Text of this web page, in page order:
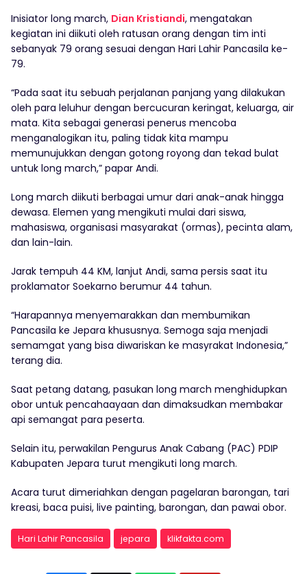
Inisiator long march, Dian Kristiandi, mengatakan
kegiatan ini diikuti oleh ratusan orang dengan tim inti
sebanyak 79 orang sesuai dengan Hari Lahir Pancasila ke-
79.
“Pada saat itu sebuah perjalanan panjang yang dilakukan
oleh para leluhur dengan bercucuran keringat, keluarga, air
mata. Kita sebagai generasi penerus mencoba
menganalogikan itu, paling tidak kita mampu
memunujukkan dengan gotong royong dan tekad bulat
untuk long march,” papar Andi.
Long march diikuti berbagai umur dari anak-anak hingga
dewasa. Elemen yang mengikuti mulai dari siswa,
mahasiswa, organisasi masyarakat (ormas), pecinta alam,
dan lain-lain.
Jarak tempuh 44 KM, lanjut Andi, sama persis saat itu
proklamator Soekarno berumur 44 tahun.
“Harapannya menyemarakkan dan membumikan
Pancasila ke Jepara khususnya. Semoga saja menjadi
semamgat yang bisa diwariskan ke masyrakat Indonesia,”
terang dia.
Saat petang datang, pasukan long march menghidupkan
obor untuk pencahaayaan dan dimaksudkan membakar
api semangat para peserta.
Selain itu, perwakilan Pengurus Anak Cabang (PAC) PDIP
Kabupaten Jepara turut mengikuti long march.
Acara turut dimeriahkan dengan pagelaran barongan, tari
kreasi, baca puisi, live painting, barongan, dan pawai obor.
Hari Lahir Pancasila jepara klikfakta.com